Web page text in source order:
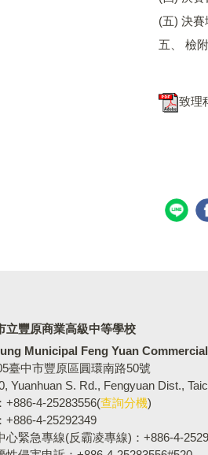
(五) 決賽
五、 檢
致理
市立豐原商業高
Municipal Feng Yuan
臺中市豐原區圓環南路50號
Yuanhuan S. Rd., Fengyuan Dist.,
+886-4-25283556(查詢分機)
+886-4-25292349
心緊急專線(反霸凌專線)：+886-4-